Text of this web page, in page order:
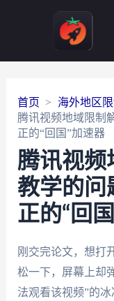
首页
海外地区限
腾讯视频地域限制
正的“回国”加速器
腾讯视频
教学的问
正的“回
刚交完论文，想打
松一下，屏幕上却
法观看该视频”的